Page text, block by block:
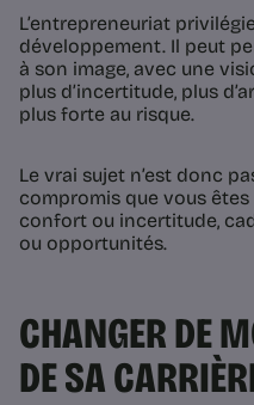
L’entrepreneuriat
développement. Il peut
à son image, avec une
plus d’incertitude, plus
plus forte au risque.
Le vrai sujet n’est donc
compromis que vous êtes
confort ou incertitude,
ou opportunités.
CHANGER DE
DE SA